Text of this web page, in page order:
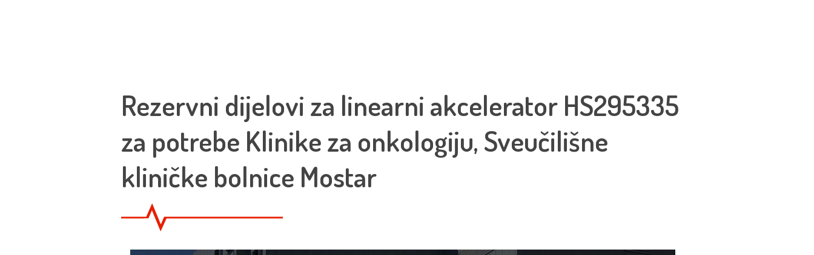
Rezervni dijelovi za linearni akcelerator HS295335
za potrebe Klinike za onkologiju, Sveučilišne
kliničke bolnice Mostar